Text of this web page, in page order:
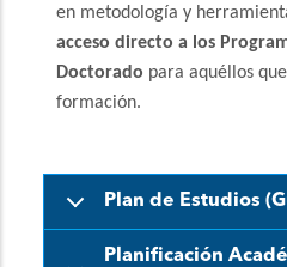
en metodología y
acceso directo a los
Doctorado para aquéllos
formación.
Plan de Estudios
Planificación